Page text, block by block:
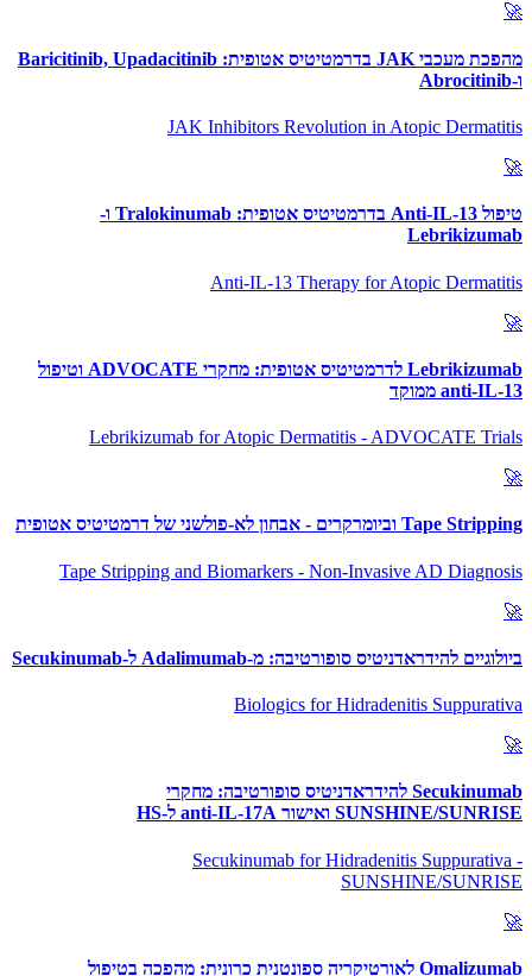
🚀
מהפכת מעכבי JAK בדרמטיטיס אטופית: Baricitinib, Upadacitinib
ו-Abrocitinib
JAK Inhibitors Revolution in Atopic Dermatitis
🚀
טיפול Anti-IL-13 בדרמטיטיס אטופית: Tralokinumab ו-
Lebrikizumab
Anti-IL-13 Therapy for Atopic Dermatitis
🚀
Lebrikizumab לדרמטיטיס אטופית: מחקרי ADVOCATE וטיפול
anti-IL-13 ממוקד
Lebrikizumab for Atopic Dermatitis - ADVOCATE Trials
🚀
Tape Stripping וביומרקרים - אבחון לא-פולשני של דרמטיטיס אטופית
Tape Stripping and Biomarkers - Non-Invasive AD Diagnosis
🚀
ביולוגיים להידראדניטיס סופורטיבה: מ-Adalimumab ל-Secukinumab
Biologics for Hidradenitis Suppurativa
🚀
Secukinumab להידראדניטיס סופורטיבה: מחקרי
SUNSHINE/SUNRISE ואישור anti-IL-17A ל-HS
Secukinumab for Hidradenitis Suppurativa -
SUNSHINE/SUNRISE
🚀
Omalizumab לאורטיקריה ספונטנית כרונית: מהפכה בטיפול